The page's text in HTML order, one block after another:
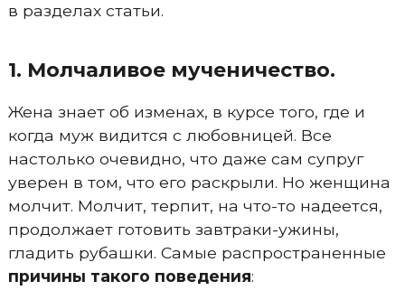
в разделах статьи.
1. Молчаливое мученичество.
Жена знает об изменах, в курсе того, где и
когда муж видится с любовницей. Все
настолько очевидно, что даже сам супруг
уверен в том, что его раскрыли. Но женщина
молчит. Молчит, терпит, на что-то надеется,
продолжает готовить завтраки-ужины,
гладить рубашки. Самые распространенные
причины такого поведения: